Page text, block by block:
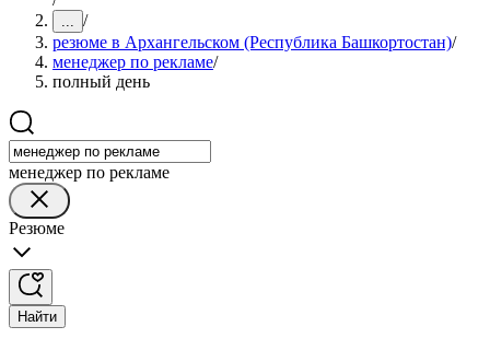
... /
резюме в Архангельском (Республика Башкортостан)/
менеджер по рекламе/
полный день
менеджер по рекламе
Резюме
Найти